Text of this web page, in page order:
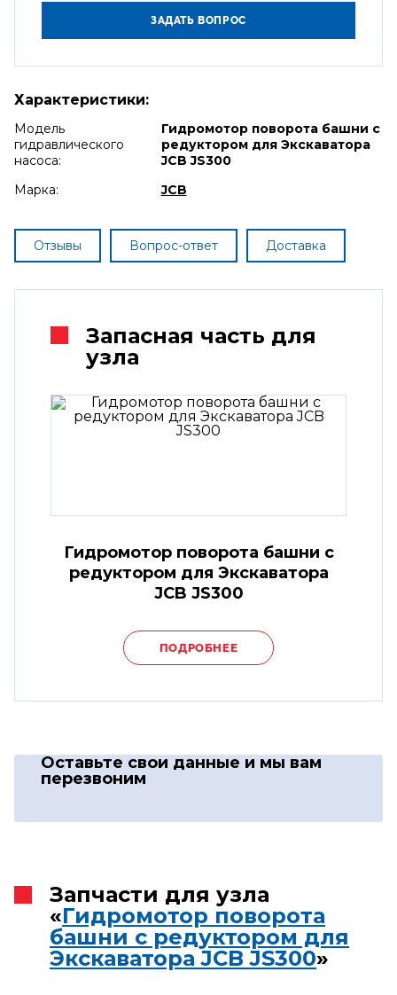
Характеристики:
Модель
гидравлического
насоса:
Гидромотор поворота башни с
редуктором для Экскаватора
JCB JS300
Марка:
JCB
Отзывы Вопрос-ответ Доставка
Запасная часть для
узла
Гидромотор поворота башни с
редуктором для Экскаватора
JCB JS300
ПОДРОБНЕЕ
Оставьте свои данные и мы вам
перезвоним
Запчасти для узла
«Гидромотор поворота
башни с редуктором для
Экскаватора JCB JS300»